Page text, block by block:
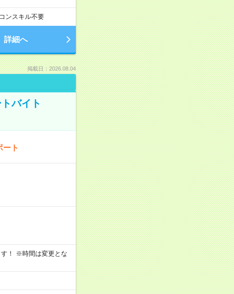
ンスキル不要
詳細へ
掲載日：2026.08.04
バイト
ト
す！ ※時間は変更とな